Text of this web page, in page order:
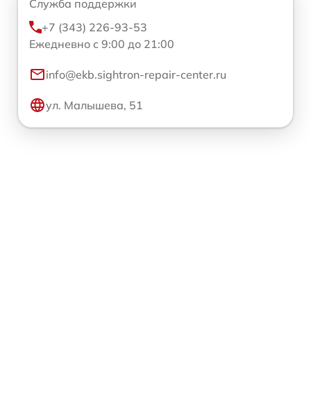
Служба поддержки
+7 (343) 226-93-53
Ежедневно с 9:00 до 21:00
info@ekb.sightron-repair-center.ru
ул. Малышева, 51